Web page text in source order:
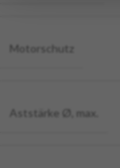
Motorschutz
Aststärke Ø, max.